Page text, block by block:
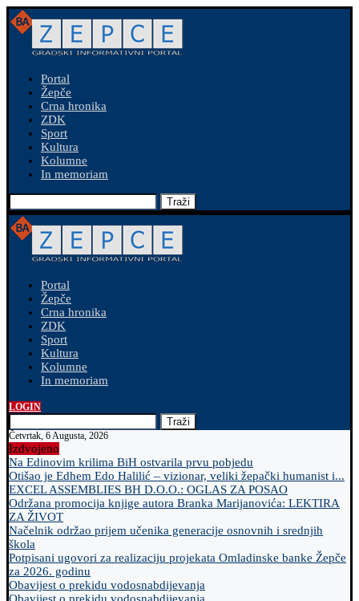
Portal
Žepče
Crna hronika
ZDK
Sport
Kultura
Kolumne
In memoriam
Traži
Portal
Žepče
Crna hronika
ZDK
Sport
Kultura
Kolumne
In memoriam
LOGIN
Traži
Četvrtak, 6 Augusta, 2026
Izdvojeno
Na Edinovim krilima BiH ostvarila prvu pobjedu
Otišao je Edhem Edo Halilić – vizionar, veliki žepački humanist i...
EXCEL ASSEMBLIES BH D.O.O.: OGLAS ZA POSAO
Održana promocija knjige autora Branka Marijanovića: LEKTIRA
ZA ŽIVOT
Načelnik održao prijem učenika generacije osnovnih i srednjih
škola
Potpisani ugovori za realizaciju projekata Omladinske banke Žepče
za 2026. godinu
Obavijest o prekidu vodosnabdijevanja